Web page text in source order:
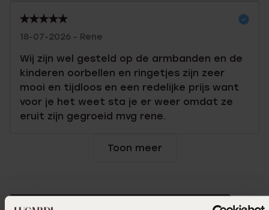
18-07-2026 - Rene
Wij zijn wel gesteld op de armbanden en de
kinderen oorbellen en ringetjes zijn zeer
mooi en tijdloos en een redelijke prijs want
voor je het weet sta je er weer omdat ze
eruit zijn gegroeid mvg rene.
Toon meer